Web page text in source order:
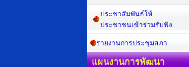
ประชาสัมพันธ์ให้
ประชาชนเข้าร่วมรับฟัง
รายงานการประชุมสภา
แผนงานการพัฒนา